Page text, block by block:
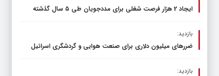
ایجاد 2 هزار فرصت شغلی برای مددجویان طی ۵ سال گذشته
بازدید:
ضررهای میلیون دلاری برای صنعت هوایی و گردشگری اسرائیل
بازدید: